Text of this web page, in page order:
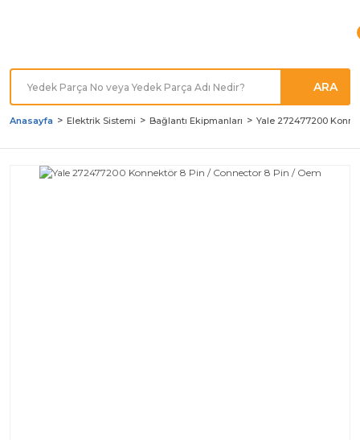
ARA
Anasayfa Elektrik Sistemi Bağlantı Ekipmanları Yale 272477200